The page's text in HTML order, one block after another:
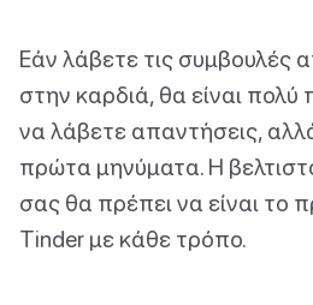
Εάν λάβετε τις συμβουλές
στην καρδιά, θα είναι πολύ
να λάβετε απαντήσεις,
πρώτα μηνύματα. Η
σας θα πρέπει να είναι το
Tinder με κάθε τρόπο.